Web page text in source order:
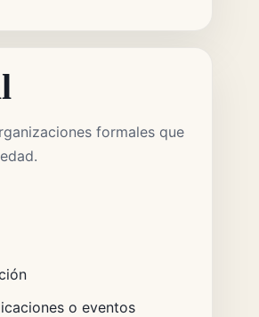
formales que
o eventos